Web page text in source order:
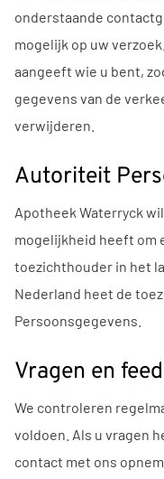
onderstaande
mogelijk op uw
aangeeft wie u bent,
gegevens van de
verwijderen.
Autoriteit
Apotheek Waterryck
mogelijkheid heeft om
toezichthouder in het
Nederland heet de
Persoonsgegevens.
Vragen en
We controleren
voldoen. Als u vragen
contact met ons